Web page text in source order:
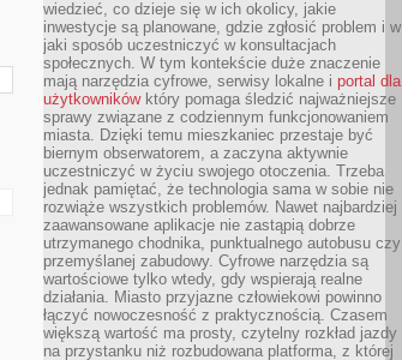
wiedzieć, co dzieje się w ich okolicy, jakie
inwestycje są planowane, gdzie zgłosić problem i w
jaki sposób uczestniczyć w konsultacjach
społecznych. W tym kontekście duże znaczenie
mają narzędzia cyfrowe, serwisy lokalne i portal dla
użytkownikówktóry pomaga śledzić najważniejsze
sprawy związane z codziennym funkcjonowaniem
miasta. Dzięki temu mieszkaniec przestaje być
biernym obserwatorem, a zaczyna aktywnie
uczestniczyć w życiu swojego otoczenia. Trzeba
jednak pamiętać, że technologia sama w sobie nie
rozwiąże wszystkich problemów. Nawet najbardziej
zaawansowane aplikacje nie zastąpią dobrze
utrzymanego chodnika, punktualnego autobusu czy
przemyślanej zabudowy. Cyfrowe narzędzia są
wartościowe tylko wtedy, gdy wspierają realne
działania. Miasto przyjazne człowiekowi powinno
łączyć nowoczesność z praktycznością. Czasem
większą wartość ma prosty, czytelny rozkład jazdy
na przystanku niż rozbudowana platforma, z której